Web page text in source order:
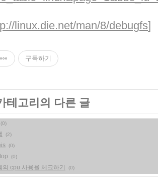
linux.die.net/man/8/debugfs]
구독하기
테고리의 다른 글
(0)
(2)
(0)
(0)
cpu 사용율 체크하기 (0)